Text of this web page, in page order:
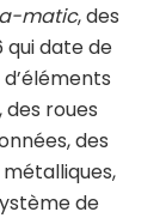
matic, des
qui date de
roues
des
de